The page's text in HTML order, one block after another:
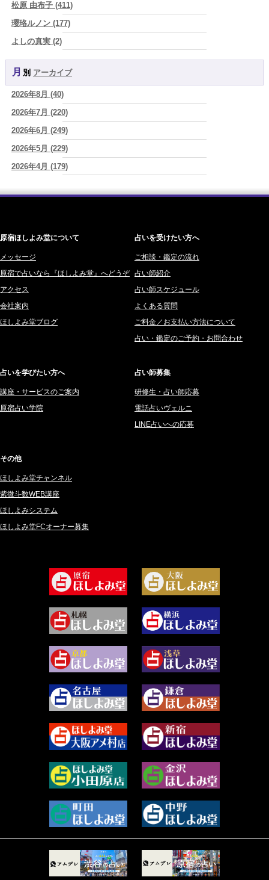
理解されたい人ほど、相手を理解することを忘れてしまう。
由)
2026/08/06
【難しい恋愛】【既読スルー】あなたが楽しんでいるとどんな立場や
年齢でも愛されます (紅月Luru)
2026/08/06
「優しい人ほど幸せになる』なんて、誰が流した綺麗事？都合よく消
費される人だけが最後に泣く世界」 (芽百マミム)
2026/08/06
好きだけでは続かない。それでも離れられない人を愛と呼ぶほど、人
は自分を壊していく (芽百マミム)
2026年8月6日 壬子 真冬の海のように、自分の道を切り拓く日
松原 由布子 (411)
瓔珞ルノン (177)
よしの真実 (2)
YOSHIKI (58)
よみ (39)
一之森 陽柑 (26)
椰奈空 (64)
ワカリミ (1)
神楽峰ヴィスカ (10)
赤羽うさぎ (341)
橘メルロ (7)
鈴喜みわこ (8)
鯖ノ実 ソニン (19)
愛音ソナタ (16)
紫村 明世 (34)
サーペント (92)
さてら (94)
桜望巴千 (270)
綺咲みゆき (22)
比呂 酒井 (59)
ロザリン (157)
坂宮 鈴果 (82)
尾羽奈美海 (95)
藻那ムール (2)
白丸モカ (180)
水浅葱 旬時 (150)
阿佐霧 峰麿 (37)
源 彩乃 (65)
美月マーシャ (211)
芽百マミム (737)
真巳華 - Mamika - (268)
プラタ 真寿 (164)
紅月Luru (4)
ルーカス伽豆海 (1111)
月別 アーカイブ
2026年8月 (40)
2026年7月 (220)
2026年6月 (249)
2026年5月 (229)
2026年4月 (179)
2025年12月 (201)
2025年11月 (252)
2025年10月 (242)
2025年9月 (196)
2025年8月 (182)
2024年12月 (57)
2024年11月 (38)
2024年10月 (36)
2024年9月 (39)
2024年8月 (45)
2024年5月 (92)
2024年3月 (49)
2024年2月 (40)
2024年1月 (63)
2023年12月 (86)
2023年11月 (67)
2023年10月 (36)
2023年9月 (37)
2023年8月 (46)
2023年7月 (59)
2023年6月 (73)
2023年5月 (67)
2023年4月 (73)
2023年2月 (99)
原宿ほしよみ堂について
メッセージ
原宿で占いなら『ほしよみ堂』へどうぞ
アクセス
会社案内
ほしよみ堂ブログ
占いを受けたい方へ
ご相談・鑑定の流れ
占い師紹介
占い師スケジュール
よくある質問
ご料金／お支払い方法について
占い・鑑定のご予約・お問合わせ
占いを学びたい方へ
講座・サービスのご案内
原宿占い学院
占い師募集
研修生・占い師応募
電話占いヴェルニ
LINE占いへの応募
その他
ほしよみ堂チャンネル
紫微斗数WEB講座
ほしよみシステム
ほしよみ堂FCオーナー募集